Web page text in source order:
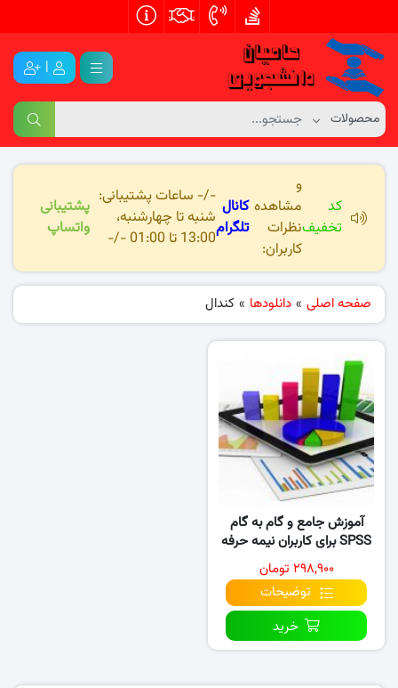
|
کد
تخفیف
و
مشاهده
نظرات
کاربران:
کانال
تلگرام
-/- ساعات پشتیبانی:
شنبه تا چهارشنبه،
13:00 تا 01:00 -/-
پشتیبانی
واتساپ
صفحه اصلی » دانلودها » کندال
آموزش جامع و گام به گام
SPSS برای کاربران نیمه حرفه
ای
۲۹۸,۹۰۰ تومان
توضیحات
خرید